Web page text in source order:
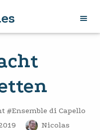
#Ensemble di Capello
Nicolas